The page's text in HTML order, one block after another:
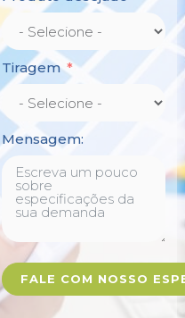
Tiragem
Mensagem:
FALE COM NOSSO